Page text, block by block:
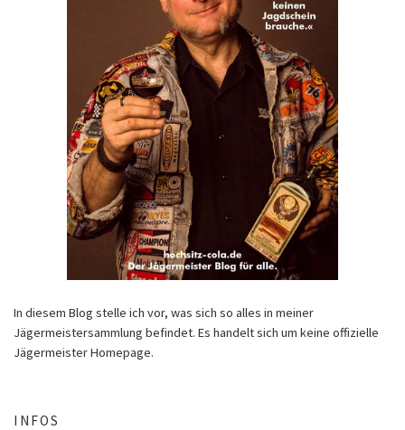
In diesem Blog stelle ich vor, was sich so alles in meiner
Jägermeistersammlung befindet. Es handelt sich um keine offizielle
Jägermeister Homepage.
INFOS